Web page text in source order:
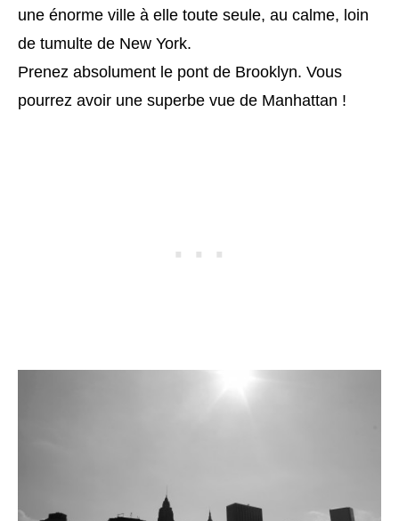
une énorme ville à elle toute seule, au calme, loin
de tumulte de New York.
Prenez absolument le pont de Brooklyn. Vous
pourrez avoir une superbe vue de Manhattan !